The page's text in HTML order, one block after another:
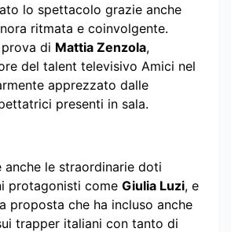
lo spettacolo grazie anche
ritmata e coinvolgente.
di Mattia Zenzola,
del talent televisivo Amici nel
apprezzato dalle
presenti in sala.
anche le straordinarie doti
protagonisti come Giulia Luzi, e
proposta che ha incluso anche
trapper italiani con tanto di